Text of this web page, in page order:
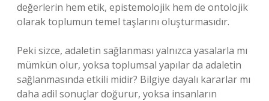
değerlerin hem etik, epistemolojik hem de ontolojik
olarak toplumun temel taşlarını oluşturmasıdır.
Peki sizce, adaletin sağlanması yalnızca yasalarla mı
mümkün olur, yoksa toplumsal yapılar da adaletin
sağlanmasında etkili midir? Bilgiye dayalı kararlar mı
daha adil sonuçlar doğurur, yoksa insanların